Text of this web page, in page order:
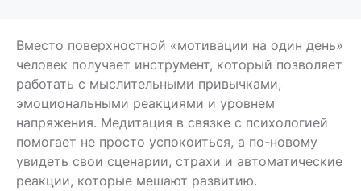
навыки под запрос
человека, которые
возможно унести с
собой в жизнь. Если
ситуация позволяет,
интервенции с быстрым
эффектом.
глубина, опора
и на живой
человеком. Это
Вместо поверхностной «мотивации на один день»
человек получает инструмент, который позволяет
работать с мыслительными привычками,
эмоциональными реакциями и уровнем
напряжения. Медитация в связке с психологией
помогает не просто успокоиться, а по-новому
увидеть свои сценарии, страхи и автоматические
реакции, которые мешают развитию.